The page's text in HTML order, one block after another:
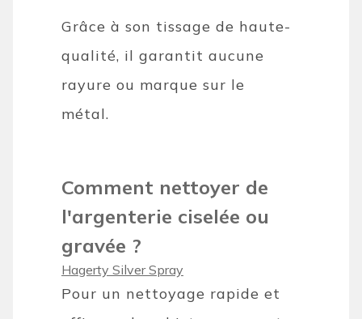
Grâce à son tissage de haute-
qualité, il garantit aucune
rayure ou marque sur le
métal.
Comment nettoyer de
l'argenterie ciselée ou
gravée ?
Hagerty Silver Spray
Pour un nettoyage rapide et